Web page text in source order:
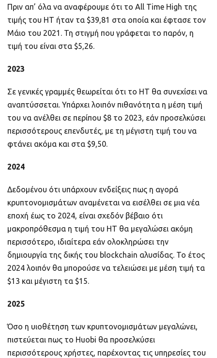
Πριν απ’ όλα να αναφέρουμε ότι το All Time High της
τιμής του HT ήταν τα $39,81 στα οποία και έφτασε τον
Μάιο του 2021. Τη στιγμή που γράφεται το παρόν, η
τιμή του είναι στα $5,26.
2023
Σε γενικές γραμμές θεωρείται ότι το HT θα συνεχίσει να
αναπτύσσεται. Υπάρχει λοιπόν πιθανότητα η μέση τιμή
του να ανέλθει σε περίπου $8 το 2023, εάν προσελκύσει
περισσότερους επενδυτές, με τη μέγιστη τιμή του να
φτάνει ακόμα και στα $9,50.
2024
Δεδομένου ότι υπάρχουν ενδείξεις πως η αγορά
κρυπτονομισμάτων αναμένεται να εισέλθει σε μια νέα
εποχή έως το 2024, είναι σχεδόν βέβαιο ότι
μακροπρόθεσμα η τιμή του HT θα μεγαλώσει ακόμη
περισσότερο, ιδιαίτερα εάν ολοκληρώσει την
δημιουργία της δικής του blockchain αλυσίδας. Το έτος
2024 λοιπόν θα μπορούσε να τελειώσει με μέση τιμή τα
$13 και μέγιστη τα $15.
2025
Όσο η υιοθέτηση των κρυπτονομισμάτων μεγαλώνει,
πιστεύεται πως το Ηuobi θα προσελκύσει
περισσότερους χρήστες, παρέχοντας τις υπηρεσίες του